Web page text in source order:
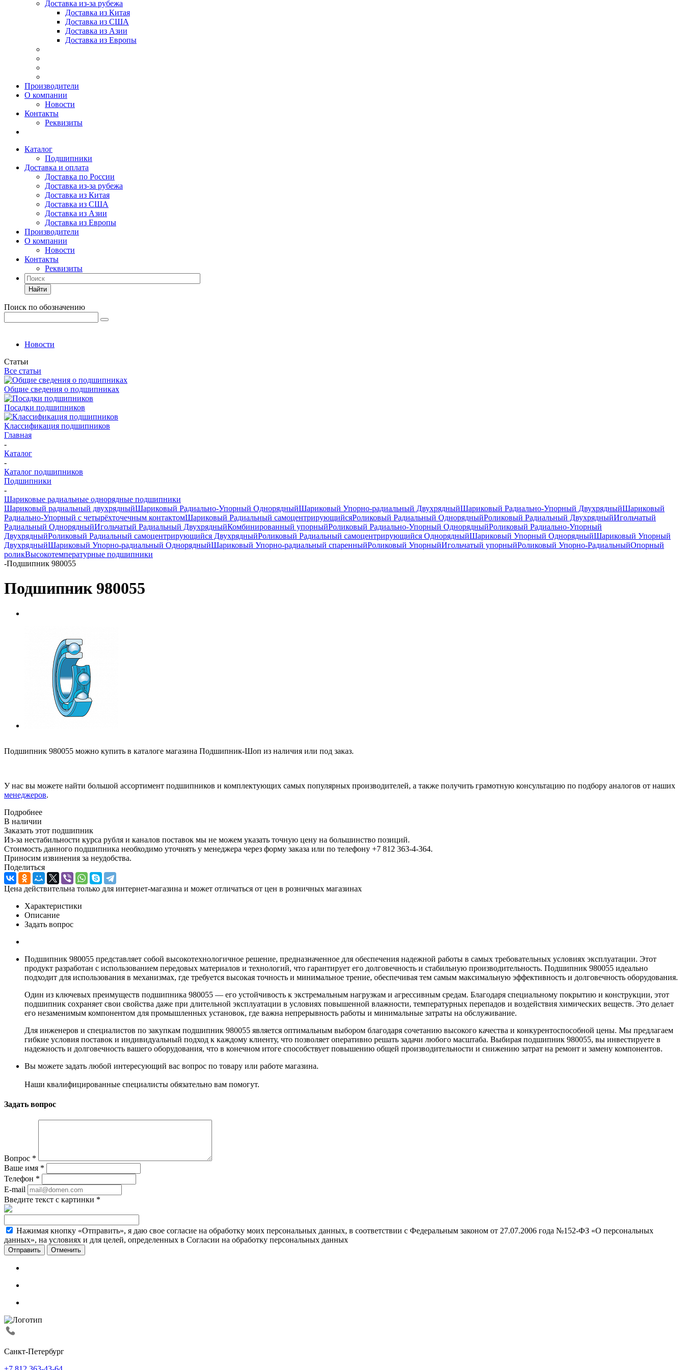
Доставка из-за рубежа
Доставка из Китая
Доставка из США
Доставка из Азии
Доставка из Европы
Производители
О компании
Новости
Контакты
Реквизиты
Каталог
Подшипники
Доставка и оплата
Доставка по России
Доставка из-за рубежа
Доставка из Китая
Доставка из США
Доставка из Азии
Доставка из Европы
Производители
О компании
Новости
Контакты
Реквизиты
Найти
Поиск по обозначению
Новости
Статьи
Все статьи
Общие сведения о подшипниках
Посадки подшипников
Классификация подшипников
Главная
-
Каталог
-
Каталог подшипников
Подшипники
-
Шариковые радиальные однорядные подшипники
Шариковый радиальный двухрядныйШариковый Радиально-Упорный ОднорядныйШариковый Упорно-радиальный ДвухрядныйШариковый Радиально-Упорный ДвухрядныйШариковый
Радиально-Упорный с четырёхточечным контактомШариковый Радиальный самоцентрирующийсяРоликовый Радиальный ОднорядныйРоликовый Радиальный ДвухрядныйИгольчатый
Радиальный ОднорядныйИгольчатый Радиальный ДвухрядныйКомбинированный упорныйРоликовый Радиально-Упорный ОднорядныйРоликовый Радиально-Упорный
ДвухрядныйРоликовый Радиальный самоцентрирующийся ДвухрядныйРоликовый Радиальный самоцентрирующийся ОднорядныйШариковый Упорный ОднорядныйШариковый Упорный
ДвухрядныйШариковый Упорно-радиальный ОднорядныйШариковый Упорно-радиальный спаренныйРоликовый УпорныйИгольчатый упорныйРоликовый Упорно-РадиальныйОпорный
роликВысокотемпературные подшипники
-Подшипник 980055
Подшипник 980055
Подшипник 980055 можно купить в каталоге магазина Подшипник-Шоп из наличия или под заказ.
У нас вы можете найти большой ассортимент подшипников и комплектующих самых популярных производителей, а также получить грамотную консультацию по подбору аналогов от наших
менеджеров.
Подробнее
В наличии
Заказать этот подшипник
Из-за нестабильности курса рубля и каналов поставок мы не можем указать точную цену на большинство позиций.
Стоимость данного подшипника необходимо уточнять у менеджера через форму заказа или по телефону +7 812 363-4-364.
Приносим извинения за неудобства.
Поделиться
Цена действительна только для интернет-магазина и может отличаться от цен в розничных магазинах
Характеристики
Описание
Задать вопрос
Подшипник 980055 представляет собой высокотехнологичное решение, предназначенное для обеспечения надежной работы в самых требовательных условиях эксплуатации. Этот
продукт разработан с использованием передовых материалов и технологий, что гарантирует его долговечность и стабильную производительность. Подшипник 980055 идеально
подходит для использования в механизмах, где требуется высокая точность и минимальное трение, обеспечивая тем самым максимальную эффективность и долговечность оборудования.
Один из ключевых преимуществ подшипника 980055 — его устойчивость к экстремальным нагрузкам и агрессивным средам. Благодаря специальному покрытию и конструкции, этот
подшипник сохраняет свои свойства даже при длительной эксплуатации в условиях повышенной влажности, температурных перепадов и воздействия химических веществ. Это делает
его незаменимым компонентом для промышленных установок, где важна непрерывность работы и минимальные затраты на обслуживание.
Для инженеров и специалистов по закупкам подшипник 980055 является оптимальным выбором благодаря сочетанию высокого качества и конкурентоспособной цены. Мы предлагаем
гибкие условия поставок и индивидуальный подход к каждому клиенту, что позволяет оперативно решать задачи любого масштаба. Выбирая подшипник 980055, вы инвестируете в
надежность и долговечность вашего оборудования, что в конечном итоге способствует повышению общей производительности и снижению затрат на ремонт и замену компонентов.
Вы можете задать любой интересующий вас вопрос по товару или работе магазина.
Наши квалифицированные специалисты обязательно вам помогут.
Задать вопрос
Вопрос *
Ваше имя *
Телефон *
E-mail
Введите текст с картинки *
Нажимая кнопку «Отправить», я даю свое согласие на обработку моих персональных данных, в соответствии с Федеральным законом от 27.07.2006 года №152-ФЗ «О персональных
данных», на условиях и для целей, определенных в Согласии на обработку персональных данных
Отменить
Санкт-Петербург